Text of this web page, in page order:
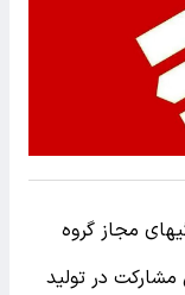
مجاز گروه
در تولید